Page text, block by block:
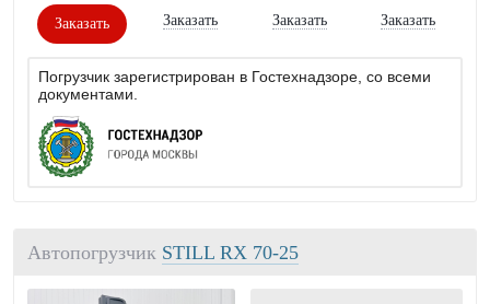
Заказать Заказать Заказать Заказать
Погрузчик зарегистрирован в Гостехнадзоре, со всеми
документами.
Автопогрузчик STILL RX 70-25